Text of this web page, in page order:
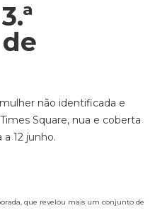
não identificada e
Square, nua e coberta
12 junho.
que revelou mais um conjunto de